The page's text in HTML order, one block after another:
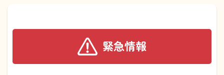
緊急情報